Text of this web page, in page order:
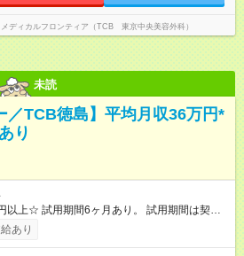
ディカルフロンティア（TCB 東京中央美容外科）
未読
／TCB徳島】平均月収36万円*
り
以上☆ 試用期間6ヶ月あり。 試用期間は契約
26万円となります。 ＜試用期間終了後＞ 月給
ティブ（平均8万円）+残業代等 ＝平均月収36
あり